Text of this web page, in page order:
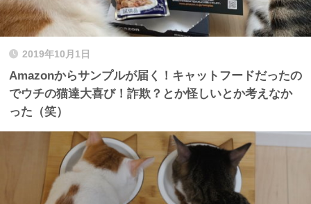
2019年10月1日
Amazonからサンプルが届く！キャットフードだったの
でウチの猫達大喜び！詐欺？とか怪しいとか考えなか
った（笑）